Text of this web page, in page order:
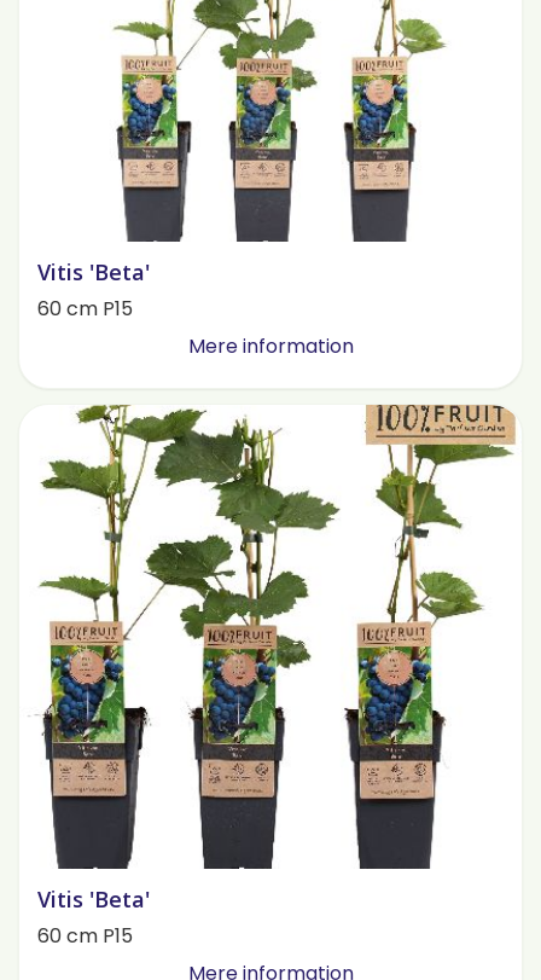
Vitis 'Beta'
60 cm P15
Mere information
Vitis 'Beta'
60 cm P15
Mere information